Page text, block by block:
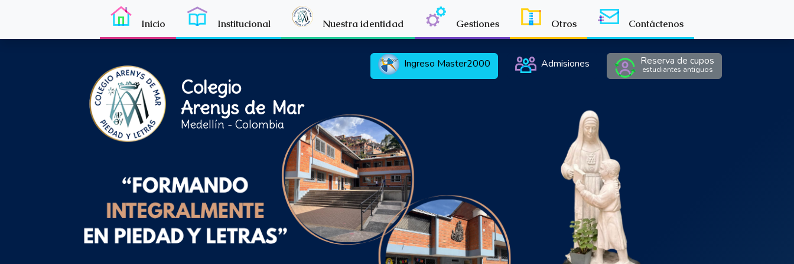
Inicio Institucional Nuestra identidad Gestiones Otros Contáctenos
Ingreso Master2000 Admisiones Reserva de cupos
estudiantes antiguos
Colegio
Arenys de Mar
Medellín - Colombia